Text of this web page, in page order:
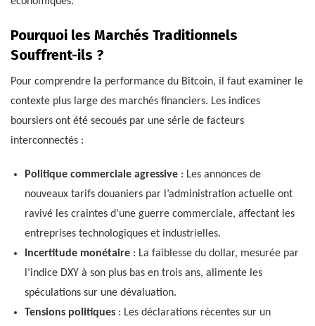
Pourquoi les Marchés Traditionnels
Souffrent-ils ?
Pour comprendre la performance du Bitcoin, il faut examiner le
contexte plus large des marchés financiers. Les indices
boursiers ont été secoués par une série de facteurs
interconnectés :
Politique commerciale agressive : Les annonces de
nouveaux tarifs douaniers par l’administration actuelle ont
ravivé les craintes d’une guerre commerciale, affectant les
entreprises technologiques et industrielles.
Incertitude monétaire : La faiblesse du dollar, mesurée par
l’indice DXY à son plus bas en trois ans, alimente les
spéculations sur une dévaluation.
Tensions politiques : Les déclarations récentes sur un